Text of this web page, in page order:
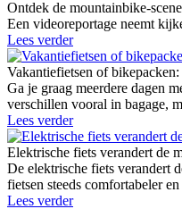
Ontdek de mountainbike-
Een videoreportage neemt
Lees verder
Vakantiefietsen of
Ga je graag meerdere dagen
verschillen vooral in bagage,
Lees verder
Elektrische fiets verandert de
De elektrische fiets verandert
fietsen steeds comfortabeler
Lees verder